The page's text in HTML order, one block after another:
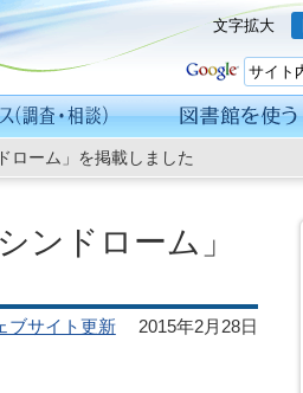
文字拡大
ーム」を掲載しました
ンドローム」
ブサイト更新
2015年2月28日